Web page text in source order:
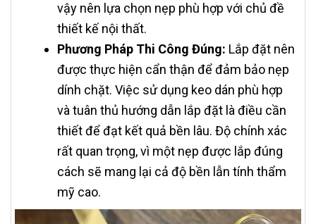
vậy nên lựa chọn nẹp phù hợp với chủ đề
thiết kế nội thất.
Phương Pháp Thi Công Đúng: Lắp đặt nên
được thực hiện cẩn thận để đảm bảo nẹp
dính chặt. Việc sử dụng keo dán phù hợp
và tuân thủ hướng dẫn lắp đặt là điều cần
thiết để đạt kết quả bền lâu. Độ chính xác
rất quan trọng, vì một nẹp được lắp đúng
cách sẽ mang lại cả độ bền lẫn tính thẩm
mỹ cao.